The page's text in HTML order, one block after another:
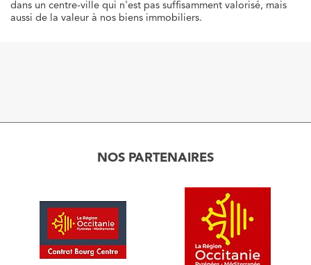
dans un centre-ville qui n'est pas suffisamment valorisé, mais
aussi de la valeur à nos biens immobiliers.
NOS PARTENAIRES